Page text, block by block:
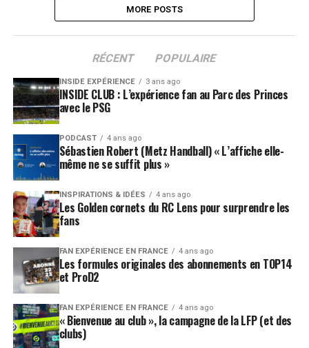
MORE POSTS
RÉCENT POPULAIRE
INSIDE EXPÉRIENCE 3 ans ago
INSIDE CLUB : L’expérience fan au Parc des Princes
avec le PSG
PODCAST 4 ans ago
Sébastien Robert (Metz Handball) « L’affiche elle-
même ne se suffit plus »
INSPIRATIONS & IDÉES 4 ans ago
Les Golden cornets du RC Lens pour surprendre les
fans
FAN EXPÉRIENCE EN FRANCE 4 ans ago
Les formules originales des abonnements en TOP14
et ProD2
FAN EXPÉRIENCE EN FRANCE 4 ans ago
« Bienvenue au club », la campagne de la LFP (et des
clubs)